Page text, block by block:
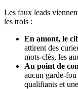
Les faux leads
les trois :
En amont, le
attirent des
mots-clés, les
Au point de
aucun garde-fou
qualifiants et